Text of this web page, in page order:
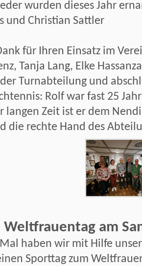
wurden dieses Jahr
und Christian Sattler
für Ihren Einsatz im
Tanja Lang, Elke
Turnabteilung und
Rolf war fast 25
langen Zeit ist er dem
die rechte Hand des
am
haben wir mit Hilfe
Sporttag zum